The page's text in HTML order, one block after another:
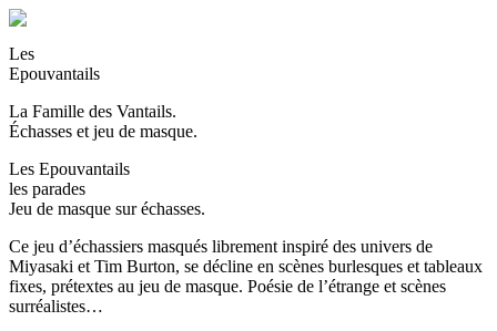
Les
Epouvantails
La Famille des Vantails.
Échasses et jeu de masque.
Les Epouvantails
les parades
Jeu de masque sur échasses.
Ce jeu d’échassiers masqués librement inspiré des univers de
Miyasaki et Tim Burton, se décline en scènes burlesques et tableaux
fixes, prétextes au jeu de masque. Poésie de l’étrange et scènes
surréalistes…